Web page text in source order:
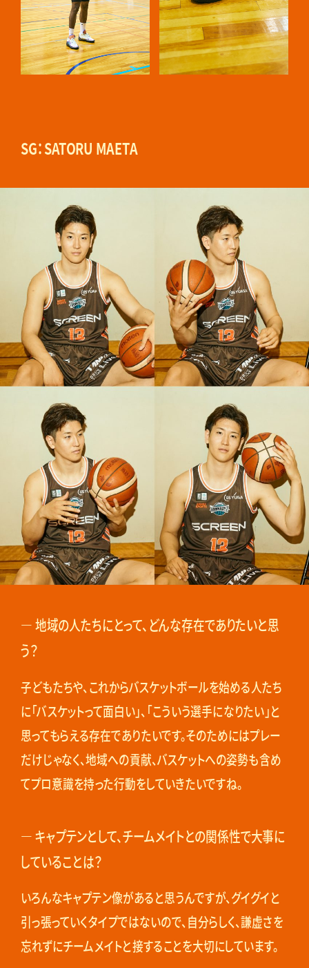
SG：SATORU MAETA
― 地域の人たちにとって、どんな存在でありたいと思
う？
子どもたちや、これからバスケットボールを始める人たち
に「バスケットって面白い」、「こういう選手になりたい」と
思ってもらえる存在でありたいです。そのためにはプレー
だけじゃなく、地域への貢献、バスケットへの姿勢も含め
てプロ意識を持った行動をしていきたいですね。
― キャプテンとして、チームメイトとの関係性で大事に
していることは？
いろんなキャプテン像があると思うんですが、グイグイと
引っ張っていくタイプではないので、自分らしく、謙虚さを
忘れずにチームメイトと接することを大切にしています。